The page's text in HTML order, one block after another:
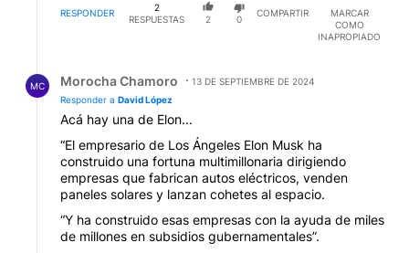
RESPONDER
2
RESPUESTAS
2 0
COMPARTIR
MARCAR
COMO
INAPROPIADO
MC Morocha Chamoro
13 DE SEPTIEMBRE DE 2024
Responder a David López
Acá hay una de Elon...
“El empresario de Los Ángeles Elon Musk ha
construido una fortuna multimillonaria dirigiendo
empresas que fabrican autos eléctricos, venden
paneles solares y lanzan cohetes al espacio.
“Y ha construido esas empresas con la ayuda de miles
de millones en subsidios gubernamentales”.